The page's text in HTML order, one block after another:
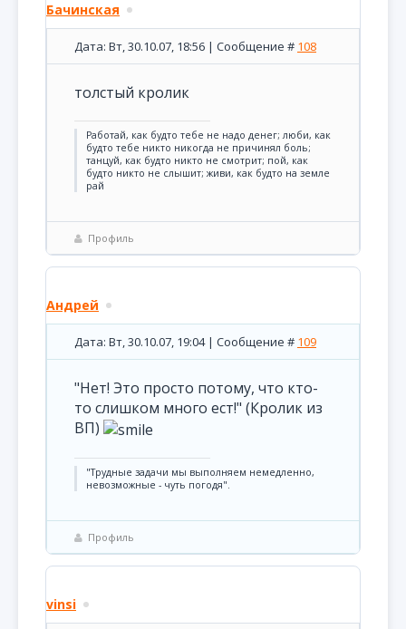
Бачинская
Дата: Вт, 30.10.07, 18:56 | Сообщение # 108
толстый кролик
Pаботай, как будто тебе не надо денег; люби, как
будто тебе никто никогда не причинял боль;
танцуй, как будто никто не смотрит; пой, как
будто никто не слышит; живи, как будто на земле
рай
Профиль
Андрей
Дата: Вт, 30.10.07, 19:04 | Сообщение # 109
"Нет! Это просто потому, что кто-
то слишком много ест!" (Кролик из
ВП)
"Трудные задачи мы выполняем немедленно,
невозможные - чуть погодя".
Профиль
vinsi